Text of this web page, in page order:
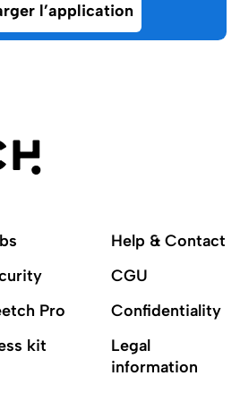
l’application
Pro
kit
Help & Contact
CGU
Confidentiality
Legal
information